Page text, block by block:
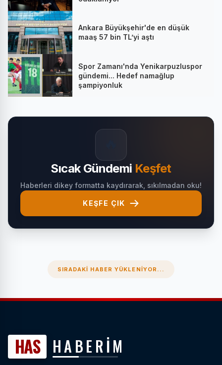
Ankara Büyükşehir'de en düşük
maaş 57 bin TL’yi aştı
Spor Zamanı'nda Yenikarpuzluspor
gündemi... Hedef namağlup
şampiyonluk
Sıcak Gündemi Keşfet
Haberleri dikey formatta kaydırarak, sıkılmadan oku!
KEŞFE ÇIK
SIRADAKI HABER YÜKLENIYOR...
HAS HABERİM